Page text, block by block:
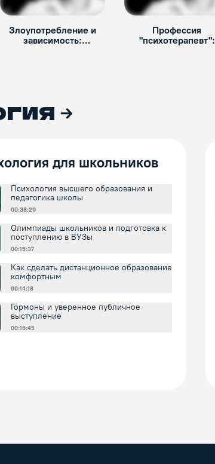
Злоупотребление и
зависимость:
Профессия
"психотерапевт":
для школьников
Психология высшего образования и
педагогика школы
00:38:20
Олимпиады школьников и подготовка к
поступлению в ВУЗы
00:15:37
Как сделать дистанционное образование
комфортным
00:14:18
Гормоны и уверенное публичное
выступление
00:16:45